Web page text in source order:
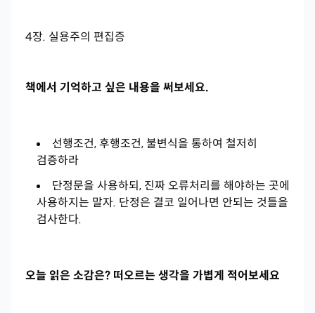
4장. 실용주의 편집증
책에서 기억하고 싶은 내용을 써보세요.
선행조건, 후행조건, 불변식을 통하여 철저히
검증하라
단정문을 사용하되, 진짜 오류처리를 해야하는 곳에
사용하지는 말자. 단정은 결코 일어나면 안되는 것들을
검사한다.
오늘 읽은 소감은? 떠오르는 생각을 가볍게 적어보세요